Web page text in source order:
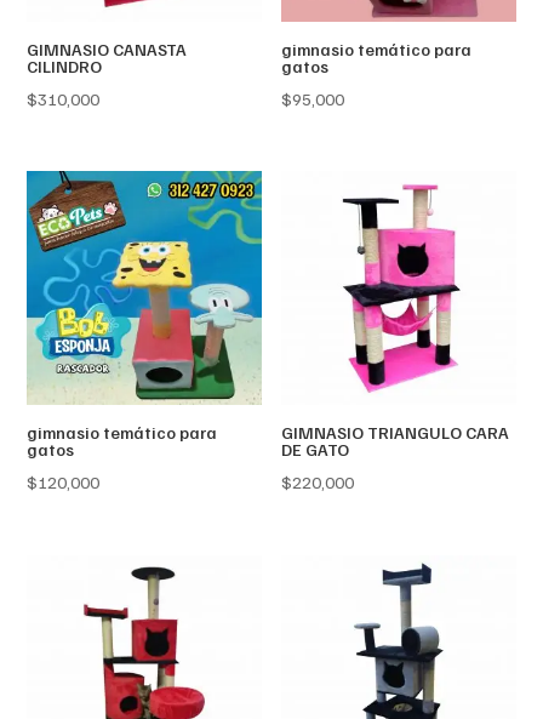
GIMNASIO CANASTA
CILINDRO
$310,000
gimnasio temático para
gatos
$95,000
gimnasio temático para
gatos
$120,000
GIMNASIO TRIANGULO CARA
DE GATO
$220,000